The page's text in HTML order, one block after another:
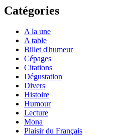
Catégories
A la une
A table
Billet d'humeur
Cépages
Citations
Dégustation
Divers
Histoire
Humour
Lecture
Mona
Plaisir du Français